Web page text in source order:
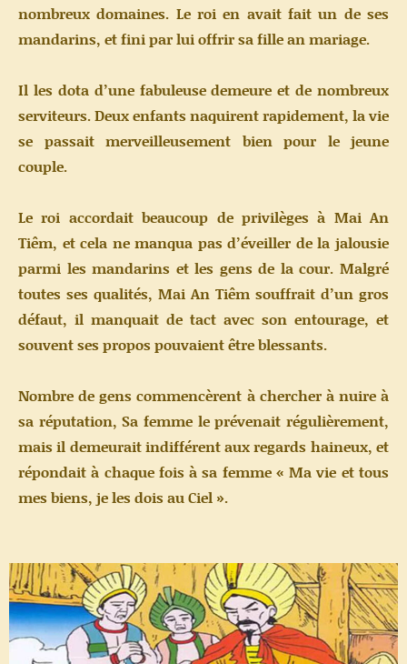
nombreux domaines. Le roi en avait fait un de ses
mandarins, et fini par lui offrir sa fille an mariage.
Il les dota d’une fabuleuse demeure et de nombreux
serviteurs. Deux enfants naquirent rapidement, la vie
se passait merveilleusement bien pour le jeune
couple.
Le roi accordait beaucoup de privilèges à Mai An
Tiêm, et cela ne manqua pas d’éveiller de la jalousie
parmi les mandarins et les gens de la cour. Malgré
toutes ses qualités, Mai An Tiêm souffrait d’un gros
défaut, il manquait de tact avec son entourage, et
souvent ses propos pouvaient être blessants.
Nombre de gens commencèrent à chercher à nuire à
sa réputation, Sa femme le prévenait régulièrement,
mais il demeurait indifférent aux regards haineux, et
répondait à chaque fois à sa femme « Ma vie et tous
mes biens, je les dois au Ciel ».